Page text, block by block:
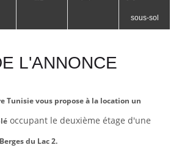
sous-sol
L'ANNONCE
Tunisie vous propose à la location un
occupant le deuxième étage d'une
du Lac 2.